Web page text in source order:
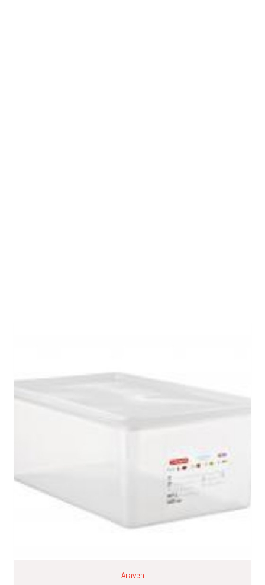
Araven